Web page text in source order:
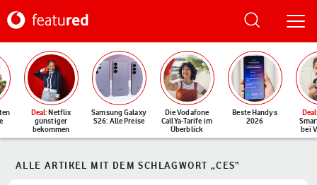
Deal: Netflix
günstiger
bekommen
Samsung Galaxy
S26: Alle Preise
Die Vodafone
CallYa-Tarife im
Überblick
Beste Handys
2026
Deal
bei
ALLE ARTIKEL MIT DEM SCHLAGWORT „CES“